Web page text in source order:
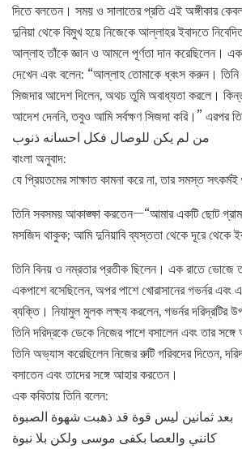
দিতে বলতেন। সময় ও সালাতের প্রতি এই অঙ্গীকার
দুনিয়া থেকে বিমুখ হয়ে নিজেকে আল্লাহর ইবাদতে
আল্লাহ তাঁকে জ্ঞান ও আমলে পূর্ণতা দান করেছিলেন।
দেখেন এবং বলেন: “আল্লাহ তোমাকে ধ্বংস করুন। তিনি
সিজদার আদেশ দিলেন, অথচ তুমি অবাধ্যতা করলে।
আদেশ দেননি, তবুও আমি সর্বক্ষণ সিজদা করি।” এরপর
من لم يكن للوصال فكل احسانه ذنوب
বাংলা অনুবাদ:
যে প্রিয়তমের সাক্ষাত কামনা করে না, তার সমস্ত
তিনি সবসময় আকাঙ্ক্ষা করতেন—“আমার একটি ছোট
মসজিদ থাকুক; আমি দুনিয়াবি ব্যস্ততা থেকে দূরে থেকে
তিনি বিনয় ও নম্রতার প্রতীক ছিলেন। এক রাতে ভোজে
একপাশে বসেছিলেন, অপর পাশে খোরাসানের গভর্নর এবং
ব্যক্তি। নিযামুল মুলক লক্ষ্য করলেন, গভর্নর দরিদ্রটির
তিনি দরিদ্রকে ডেকে নিজের পাশে বসালেন এবং তার
তিনি অভ্যাস করেছিলেন নিজের রুটি গরিবদের দিতেন,
বসাতেন এবং তাদের সঙ্গে আহার করতেন।
এক কবিতায় তিনি বলেন:
بعد ثمانين ليس قوة قد ذهبت شهوة الصبوة
كانني والعصا بكفى موسى ولكن بلا نبوة